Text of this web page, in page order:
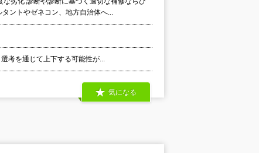
ントやゼネコン、地方自治体へ...
考を通じて上下する可能性が...
気になる